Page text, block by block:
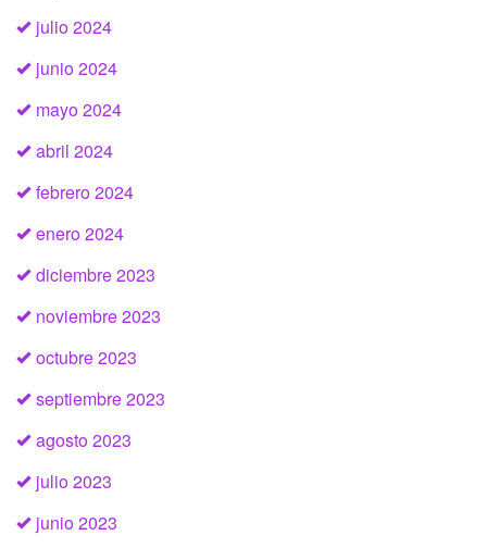
julio 2024
junio 2024
mayo 2024
abril 2024
febrero 2024
enero 2024
diciembre 2023
noviembre 2023
octubre 2023
septiembre 2023
agosto 2023
julio 2023
junio 2023